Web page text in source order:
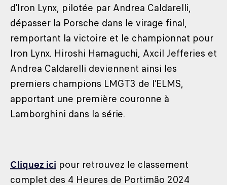
d'Iron Lynx, pilotée par Andrea Caldarelli,
dépasser la Porsche dans le virage final,
remportant la victoire et le championnat pour
Iron Lynx. Hiroshi Hamaguchi, Axcil Jefferies et
Andrea Caldarelli deviennent ainsi les
premiers champions LMGT3 de l’ELMS,
apportant une première couronne à
Lamborghini dans la série.
Cliquez ici pour retrouvez le classement
complet des 4 Heures de Portimão 2024